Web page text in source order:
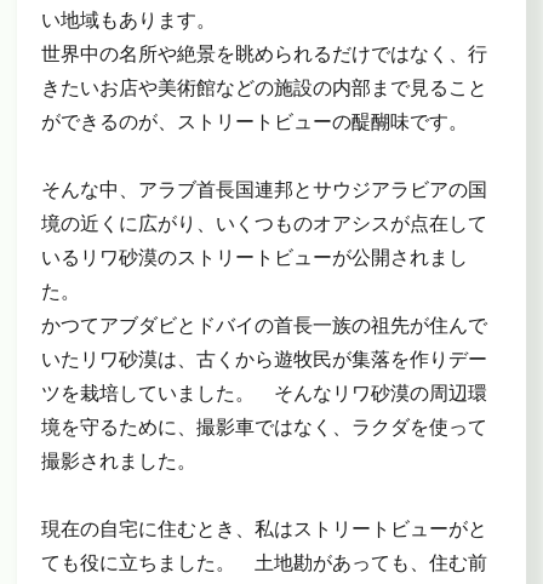
い地域もあります。
世界中の名所や絶景を眺められるだけではなく、行
きたいお店や美術館などの施設の内部まで見ること
ができるのが、ストリートビューの醍醐味です。
そんな中、アラブ首長国連邦とサウジアラビアの国
境の近くに広がり、いくつものオアシスが点在して
いるリワ砂漠のストリートビューが公開されまし
た。
かつてアブダビとドバイの首長一族の祖先が住んで
いたリワ砂漠は、古くから遊牧民が集落を作りデー
ツを栽培していました。 そんなリワ砂漠の周辺環
境を守るために、撮影車ではなく、ラクダを使って
撮影されました。
現在の自宅に住むとき、私はストリートビューがと
ても役に立ちました。 土地勘があっても、住む前